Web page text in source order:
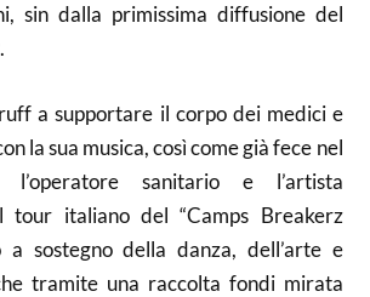
sin dalla primissima diffusione del
a supportare il corpo dei medici e
la sua musica, così come già fece nel
l’operatore sanitario e l’artista
tour italiano del “Camps Breakerz
a sostegno della danza, dell’arte e
tramite una raccolta fondi mirata